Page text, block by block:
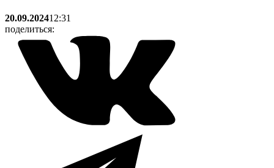
20.09.202412:31
поделиться: